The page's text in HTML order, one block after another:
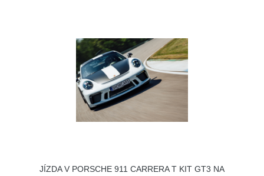
JÍZDA V PORSCHE 911 CARRERA T KIT GT3 NA